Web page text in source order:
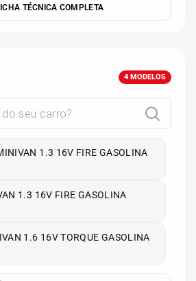
TÉCNICA COMPLETA
4 MODELOS
1.3 16V FIRE GASOLINA
1.3 16V FIRE GASOLINA
1.6 16V TORQUE GASOLINA